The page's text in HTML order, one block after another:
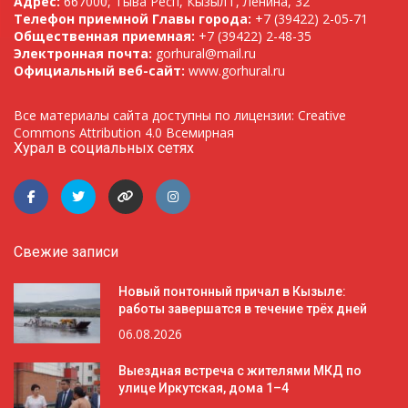
Телефон приемной Главы города: +7 (39422) 2-05-71
Общественная приемная: +7 (39422) 2-48-35
Электронная почта: gorhural@mail.ru
Официальный веб-сайт: www.gorhural.ru
Все материалы сайта доступны по лицензии: Creative
Commons Attribution 4.0 Всемирная
Хурал в социальных сетях
Свежие записи
Новый понтонный причал в Кызыле:
работы завершатся в течение трёх дней
06.08.2026
Выездная встреча с жителями МКД по
улице Иркутская, дома 1–4